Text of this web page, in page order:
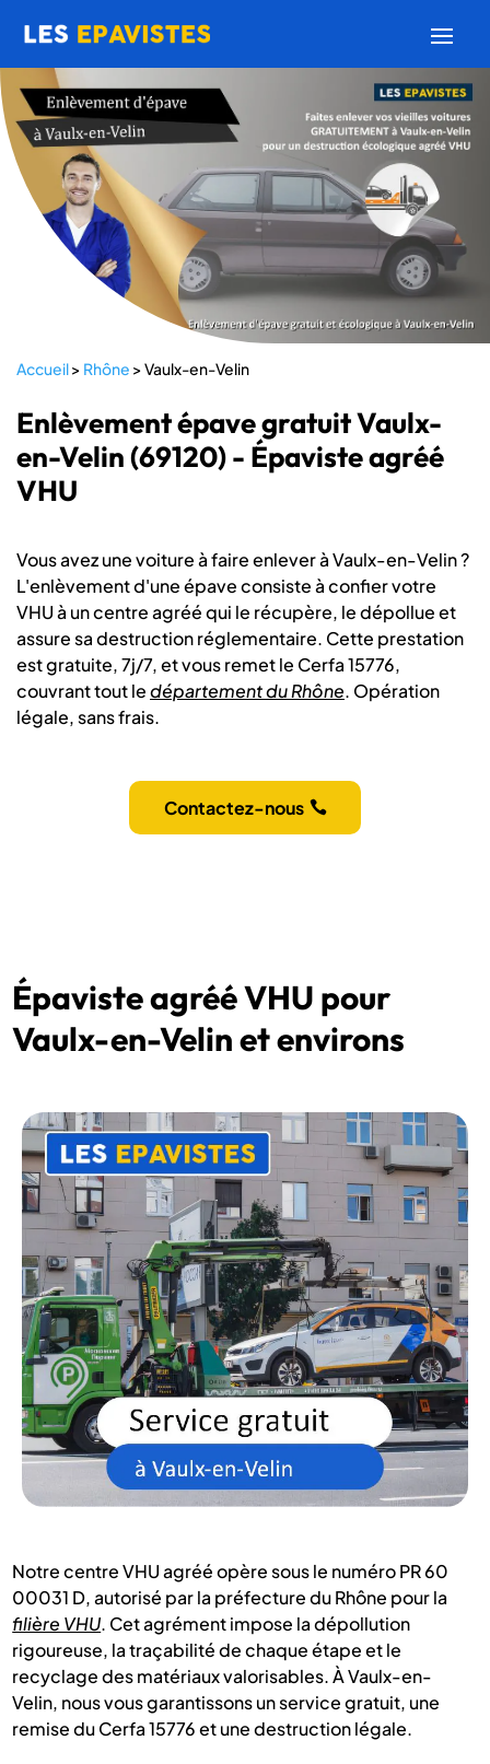
Accueil> Rhône >Vaulx-en-Velin
Enlèvement épave gratuit Vaulx-
en-Velin (69120) - Épaviste agréé
VHU
Vous avez une voiture à faire enlever à Vaulx-en-Velin ?
L'enlèvement d'une épave consiste à confier votre
VHU à un centre agréé qui le récupère, le dépollue et
assure sa destruction réglementaire. Cette prestation
est gratuite, 7j/7, et vous remet le Cerfa 15776,
couvrant tout ledépartement du Rhône. Opération
légale, sans frais.
Contactez-nous
Épaviste agréé VHU pour
Vaulx-en-Velin et environs
Notre centre VHU agréé opère sous le numéro PR 60
00031 D, autorisé par la préfecture du Rhône pour la
filière VHU. Cet agrément impose la dépollution
rigoureuse, la traçabilité de chaque étape et le
recyclage des matériaux valorisables. À Vaulx-en-
Velin, nous vous garantissons un service gratuit, une
remise du Cerfa 15776 et une destruction légale.